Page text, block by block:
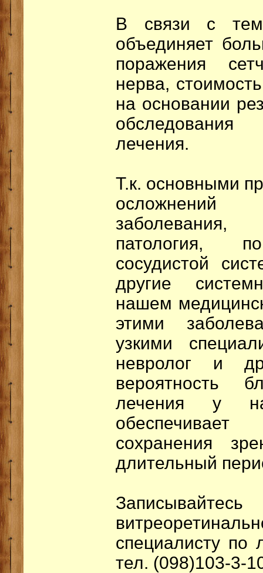
В связи с
объединяет
поражения
нерва,
на основании
лечения.
Т.к. основными
патология,
сосудистой
другие
нашем
этими
узкими
невролог и
вероятность
лечения у
сохранения
длительный
специалисту по
тел. (098)103-3-